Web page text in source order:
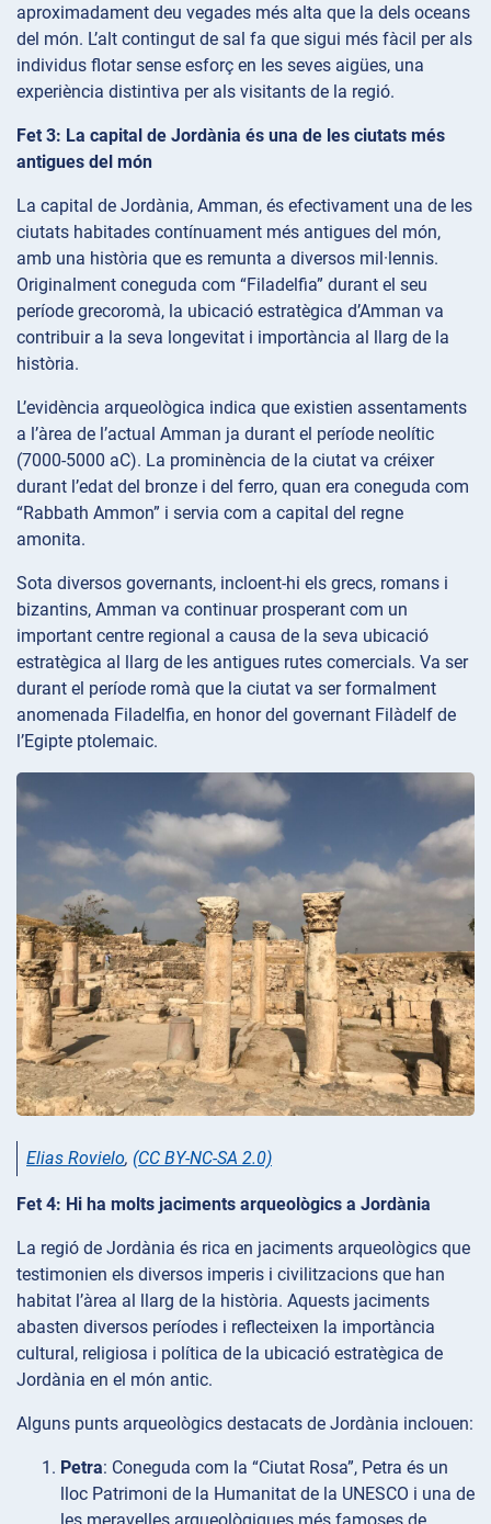
aproximadament deu vegades més alta que la dels oceans
del món. L’alt contingut de sal fa que sigui més fàcil per als
individus flotar sense esforç en les seves aigües, una
experiència distintiva per als visitants de la regió.
Fet 3: La capital de Jordània és una de les ciutats més
antigues del món
La capital de Jordània, Amman, és efectivament una de les
ciutats habitades contínuament més antigues del món,
amb una història que es remunta a diversos mil·lennis.
Originalment coneguda com “Filadelfia” durant el seu
període grecoromà, la ubicació estratègica d’Amman va
contribuir a la seva longevitat i importància al llarg de la
història.
L’evidència arqueològica indica que existien assentaments
a l’àrea de l’actual Amman ja durant el període neolític
(7000-5000 aC). La prominència de la ciutat va créixer
durant l’edat del bronze i del ferro, quan era coneguda com
“Rabbath Ammon” i servia com a capital del regne
amonita.
Sota diversos governants, incloent-hi els grecs, romans i
bizantins, Amman va continuar prosperant com un
important centre regional a causa de la seva ubicació
estratègica al llarg de les antigues rutes comercials. Va ser
durant el període romà que la ciutat va ser formalment
anomenada Filadelfia, en honor del governant Filàdelf de
l’Egipte ptolemaic.
Elias Rovielo, (CC BY-NC-SA 2.0)
Fet 4: Hi ha molts jaciments arqueològics a Jordània
La regió de Jordània és rica en jaciments arqueològics que
testimonien els diversos imperis i civilitzacions que han
habitat l’àrea al llarg de la història. Aquests jaciments
abasten diversos períodes i reflecteixen la importància
cultural, religiosa i política de la ubicació estratègica de
Jordània en el món antic.
Alguns punts arqueològics destacats de Jordània inclouen:
Petra: Coneguda com la “Ciutat Rosa”, Petra és un
lloc Patrimoni de la Humanitat de la UNESCO i una de
les meravelles arqueològiques més famoses de